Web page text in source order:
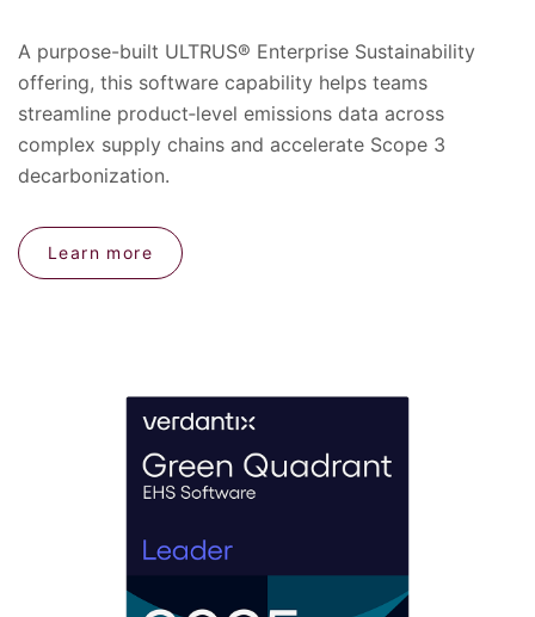
A purpose-built ULTRUS® Enterprise Sustainability
offering, this software capability helps teams
streamline product‑level emissions data across
complex supply chains and accelerate Scope 3
decarbonization.
Learn more